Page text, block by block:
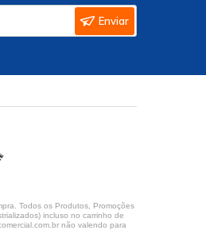
Enviar
Todos os Produtos, Promoções
incluso no carrinho de
não valendo para